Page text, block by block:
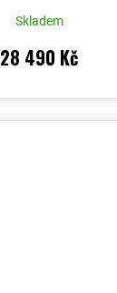
Skladem
28 490 Kč